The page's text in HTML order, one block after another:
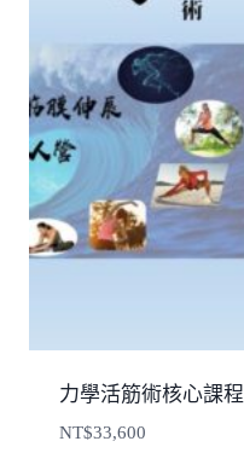
力學活筋術核心課程
NT$33,600